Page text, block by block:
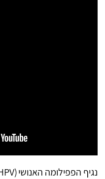
נגיף הפפילומה האנושי (